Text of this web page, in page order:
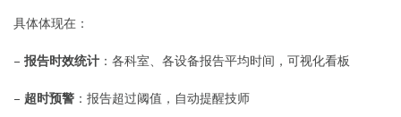
具体体现在：
– 报告时效统计 ：各科室、各设备报告平均时间，可视化看板
– 超时预警 ：报告超过阈值，自动提醒技师